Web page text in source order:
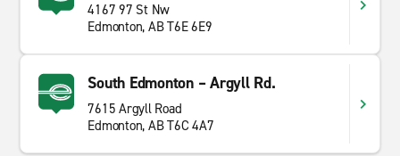
4167 97 St Nw
Edmonton, AB T6E 6E9
South Edmonton – Argyll Rd.
7615 Argyll Road
Edmonton, AB T6C 4A7